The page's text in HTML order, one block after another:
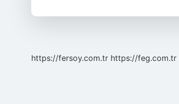
Volta
https://fersoy.com.tr https://feg.com.tr